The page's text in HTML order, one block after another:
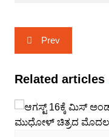
Post
navigation
Prev
Related articles